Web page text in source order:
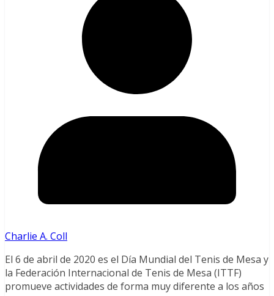
Charlie A. Coll
El 6 de abril de 2020 es el Día Mundial del Tenis de Mesa y
la Federación Internacional de Tenis de Mesa (ITTF)
promueve actividades de forma muy diferente a los años